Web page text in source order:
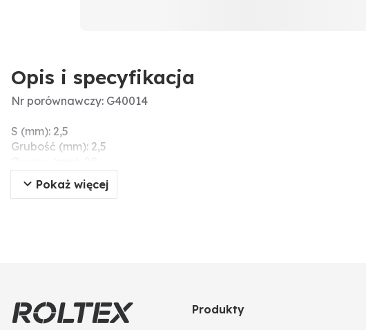
Opis i specyfikacja
Nr porównawczy: G40014
S (mm): 2,5
Grubość (mm): 2,5
Materiał: PP
Ø zew. (mm): 30,7
Pokaż więcej
Produkty